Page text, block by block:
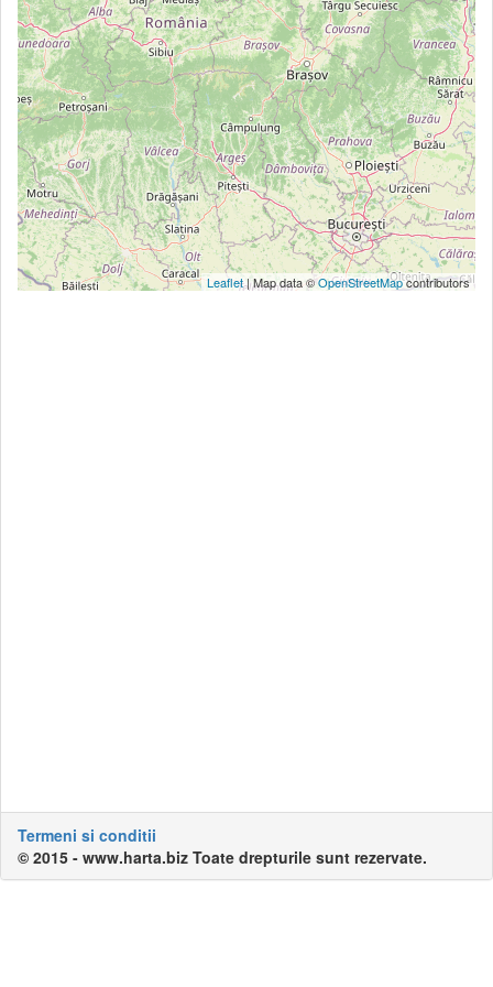
Leaflet| Map data ©OpenStreetMapcontributors
Termeni si conditii
© 2015 - www.harta.biz Toate drepturile sunt rezervate.